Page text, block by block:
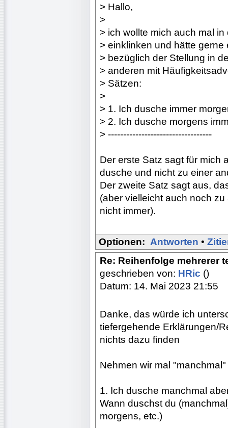
> Hallo,
>
> ich wollte mich auch mal
> einklinken und hätte gerne
> bezüglich der Stellung in
> anderen mit
> Sätzen:
>
> 1. Ich dusche immer
> 2. Ich dusche morgens
> ----------------------------------
Der erste Satz sagt für mich
dusche und nicht zu einer
Der zweite Satz sagt aus,
(aber vielleicht auch noch
nicht immer).
Optionen: Antworten •
Re: Reihenfolge mehrerer
geschrieben von: HRic ()
Datum: 14. Mai 2023 21:55
Danke, das würde ich
tiefergehende Erklärungen/
nichts dazu finden
Nehmen wir mal "manchmal"
1. Ich dusche manchmal
Wann duschst du
morgens, etc.)